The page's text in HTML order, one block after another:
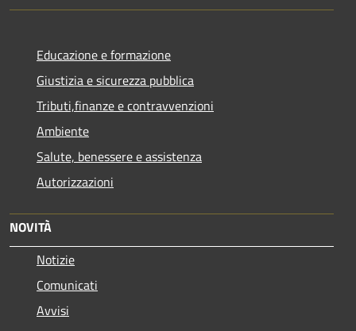
Educazione e formazione
Giustizia e sicurezza pubblica
Tributi,finanze e contravvenzioni
Ambiente
Salute, benessere e assistenza
Autorizzazioni
NOVITÀ
Notizie
Comunicati
Avvisi